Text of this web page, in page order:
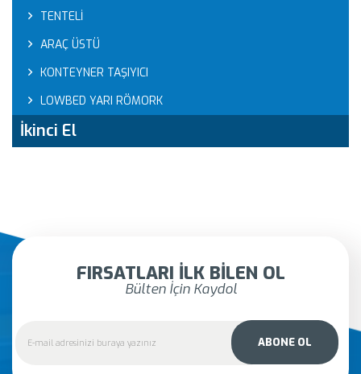
TENTELİ
ARAÇ ÜSTÜ
KONTEYNER TAŞIYICI
LOWBED YARI RÖMORK
İkinci El
FIRSATLARI İLK BİLEN OL
Bülten İçin Kaydol